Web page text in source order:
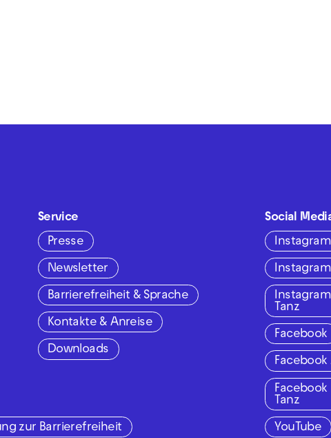
Service
Presse
Newsletter
Barrierefreiheit & Sprache
Kontakte & Anreise
Downloads
Social
Instagram
Tanz
Facebook
Facebook
Facebook
Tanz
YouTube
zur Barrierefreiheit